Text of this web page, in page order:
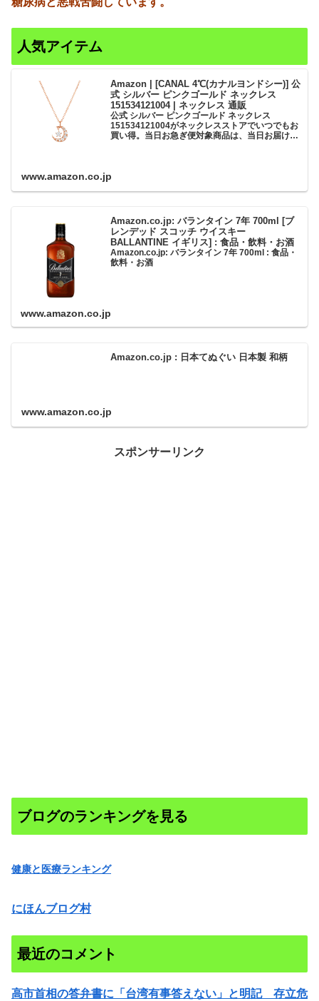
人気アイテム
Amazon | [CANAL 4℃(カナルヨンドシー)] 公
式 シルバー ピンクゴールド ネックレス
151534121004 | ネックレス 通販
公式 シルバー ピンクゴールド ネックレス
151534121004がネックレスストアでいつでもお
買い得。当日お急ぎ便対象商品は、当日お届け可
www.amazon.co.jp
Amazon.co.jp: バランタイン 7年 700ml [ブ
レンデッド スコッチ ウイスキー
BALLANTINE イギリス] : 食品・飲料・お酒
Amazon.co.jp: バランタイン 7年 700ml : 食品・
飲料・お酒
www.amazon.co.jp
Amazon.co.jp : 日本てぬぐい 日本製 和柄
www.amazon.co.jp
スポンサーリンク
ブログのランキングを見る
健康と医療ランキング
にほんブログ村
最近のコメント
高市首相の答弁書に「台湾有事答えない」と明記 存立危